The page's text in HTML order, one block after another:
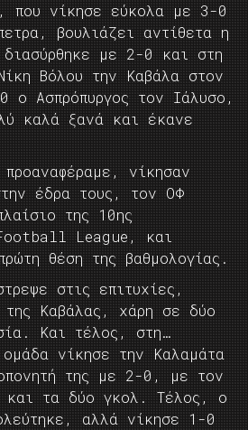
που νίκησε εύκολα με 3-0
βουλιάζει αντίθετα η
με 2-0 και στη
Βόλου την Καβάλα στον
ο Ασπρόπυργος τον Ιάλυσο,
καλά ξανά και έκανε
νίκησαν
έδρα τους, τον ΟΦ
της 10ης
League, και
θέση της βαθμολογίας.
στις επιτυχίες,
της Καβάλας, χάρη σε δύο
Και τέλος, στη…
νίκησε την Καλαμάτα
της με 2-0, με τον
και τα δύο γκολ. Τέλος, ο
αλλά νίκησε 1-0